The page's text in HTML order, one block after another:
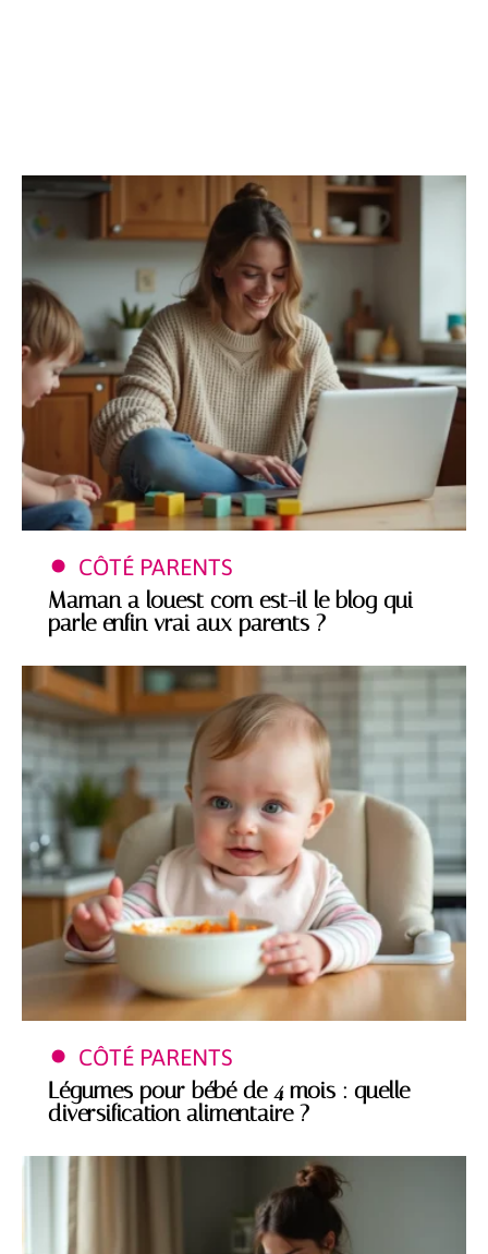
CÔTÉ PARENTS
Maman a louest com est-il le blog qui
parle enfin vrai aux parents ?
CÔTÉ PARENTS
Légumes pour bébé de 4 mois : quelle
diversification alimentaire ?